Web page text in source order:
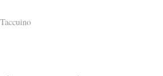
Taccuino